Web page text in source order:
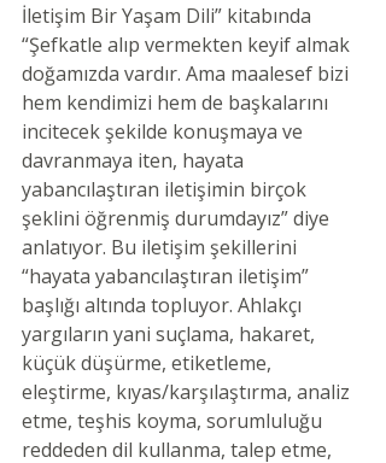
İletişim Bir Yaşam Dili” kitabında
“Şefkatle alıp vermekten keyif almak
doğamızda vardır. Ama maalesef bizi
hem kendimizi hem de başkalarını
incitecek şekilde konuşmaya ve
davranmaya iten, hayata
yabancılaştıran iletişimin birçok
şeklini öğrenmiş durumdayız” diye
anlatıyor. Bu iletişim şekillerini
“hayata yabancılaştıran iletişim”
başlığı altında topluyor. Ahlakçı
yargıların yani suçlama, hakaret,
küçük düşürme, etiketleme,
eleştirme, kıyas/karşılaştırma, analiz
etme, teşhis koyma, sorumluluğu
reddeden dil kullanma, talep etme,